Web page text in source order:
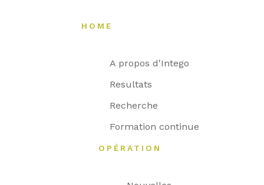
HOME
A propos d'Intego
Resultats
Recherche
Formation continue
OPÉRATION